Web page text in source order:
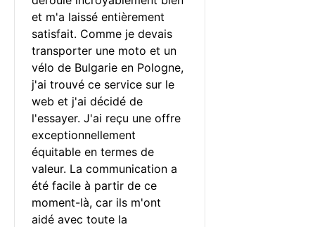
et m'a laissé entièrement
satisfait. Comme je devais
transporter une moto et un
vélo de Bulgarie en Pologne,
j'ai trouvé ce service sur le
web et j'ai décidé de
l'essayer. J'ai reçu une offre
exceptionnellement
équitable en termes de
valeur. La communication a
été facile à partir de ce
moment-là, car ils m'ont
aidé avec toute la